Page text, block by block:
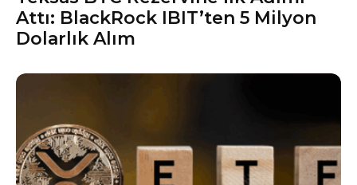
Attı: BlackRock IBIT’ten 5 Milyon
Dolarlık Alım